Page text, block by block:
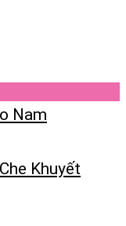
Khuyết